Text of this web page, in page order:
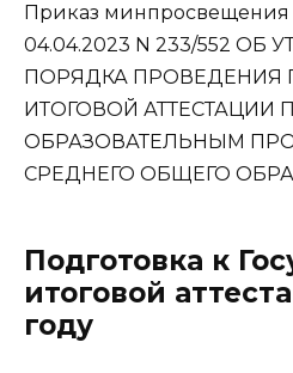
Приказ минпросвещения
04.04.2023 N 233/552 ОБ
ПОРЯДКА ПРОВЕДЕНИЯ
ИТОГОВОЙ АТТЕСТАЦИИ
ОБРАЗОВАТЕЛЬНЫМ
СРЕДНЕГО ОБЩЕГО
Подготовка к
итоговой
году